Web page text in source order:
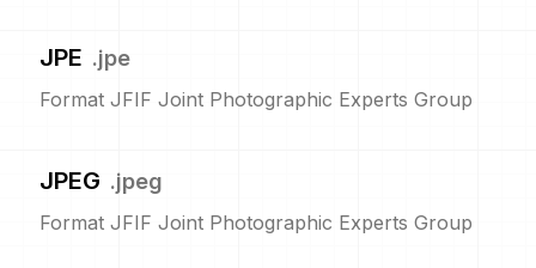
JPE .jpe
Format JFIF Joint Photographic Experts Group
JPEG .jpeg
Format JFIF Joint Photographic Experts Group